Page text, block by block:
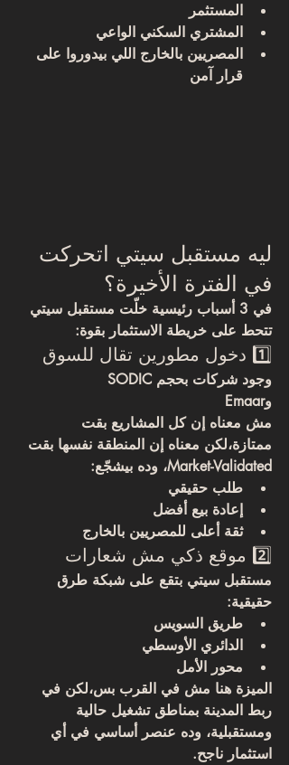
المستثمر
المشتري السكني الواعي
المصريين بالخارج اللي بيدوروا على
قرار آمن
ليه مستقبل سيتي اتحركت
في الفترة الأخيرة؟
في 3 أسباب رئيسية خلّت مستقبل سيتي
تتحط على خريطة الاستثمار بقوة:
1️⃣ دخول مطورين تقال للسوق
وجود شركات بحجم SODIC
وEmaar
مش معناه إن كل المشاريع بقت
ممتازة،لكن معناه إن المنطقة نفسها بقت
Market-Validated، وده بيشجّع:
طلب حقيقي
إعادة بيع أفضل
ثقة أعلى للمصريين بالخارج
2️⃣ موقع ذكي مش شعارات
مستقبل سيتي بتقع على شبكة طرق
حقيقية:
طريق السويس
الدائري الأوسطي
محور الأمل
الميزة هنا مش في القرب بس،لكن في
ربط المدينة بمناطق تشغيل حالية
ومستقبلية، وده عنصر أساسي في أي
استثمار ناجح.